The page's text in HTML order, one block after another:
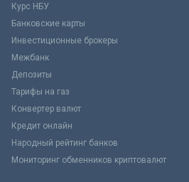
Курс НБУ
Банковские карты
Инвестиционные брокеры
Межбанк
Депозиты
Тарифы на газ
Конвертер валют
Кредит онлайн
Народный рейтинг банков
Мониторинг обменников криптовалют